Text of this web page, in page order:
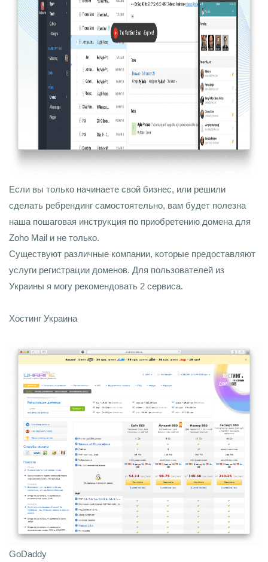
Если вы только начинаете свой бизнес, или решили
сделать ребрендинг самостоятельно, вам будет полезна
наша пошаговая инструкция по приобретению домена для
Zoho Mail и не только.
Существуют различные компании, которые предоставляют
услуги регистрации доменов. Для пользователей из
Украины я могу рекомендовать 2 сервиса.
Хостинг Украина
GoDaddy